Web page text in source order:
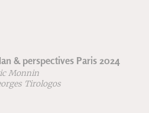
Améliorer sa